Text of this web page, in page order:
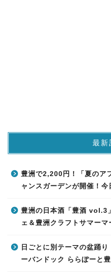
最新
豊洲で2,200円！「夏のア
ャンスガーデンが開催！今
豊洲の日本酒「豊酒 vol.3
ェ＆豊洲クラフトサマーマ
日ごとに別テーマの盆踊
ーバンドック ららぽーと